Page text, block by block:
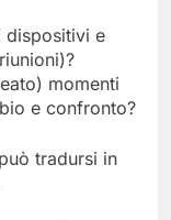
dispositivi e
momenti
e confronto?
tradursi in